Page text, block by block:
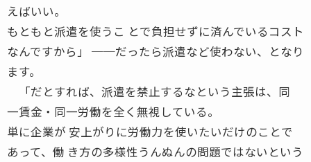
えばいい。
もともと派遣を使うこ とで負担せずに済んでいるコスト
なんですから」 ──だったら派遣など使わない、となり
ます。
「だとすれば、派遣を禁止するなという主張は、同
一賃金・同一労働を全く無視している。
単に企業が 安上がりに労働力を使いたいだけのことで
あって、働 き方の多様性うんぬんの問題ではないという